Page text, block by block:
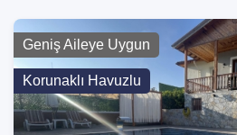
Geniş Aileye Uygun
Korunaklı Havuzlu